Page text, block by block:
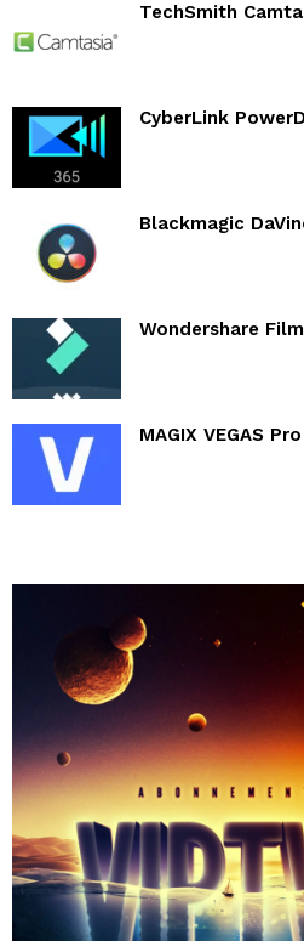
TechSmith
CyberLink
Blackmagic
Wondershare
MAGIX VEGAS Pro